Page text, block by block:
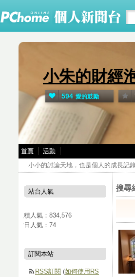
小朱的財經
小小的討論天地，也是個人的成長記
594 愛的鼓勵
首頁 活動
搜尋
站台人氣
累積人氣： 834,576
當日人氣： 74
訂閱本站
RSS訂閱 (如何使用RS